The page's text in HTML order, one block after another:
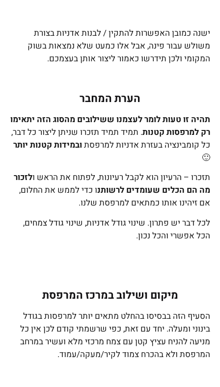
ישנה כמובן האפשרות להתקין / לבנות אדניות בצורת
משולש עבור פינה, אבל אלו כמעט שלא נמצאות בשוק
המקומי ולכן תידרשו כאמור ליצור אותן בעצמכם.
הערת המחבר
תהיה זו טעות לומר לעצמנו ששילובים מהסוג הזה יתאימו
רק למרפסות קטנות. תמיד תמיד תזכרו שניתן ליצור כל דבר,
כל קומבינציה בעזרת אדניות למרפסת ובמידות קטנות יותר
🙂
תזכרו – הרעיון הוא לקבל רעיונות, לפתוח את הראש ולזכור
מה הם הכלים שעומדים לרשותנו כדי לממש את החלום,
אם זיהינו אותו כמתאים למרפסת שלנו.
לכל דבר יש פתרון. שינוי גודל אדניות, שינוי גודל צמחים,
הכל אפשרי והכל נכון.
מיקום ושילוב במרכז המרפסת
הסעיף הזה בבסיסו בהחלט מתאים יותר למרפסות בגודל
בינוני ומעלה. יחד עם זאת, כפי שרשמתי קודם לכן אין כל
מניעה להניח עציץ קטן עם צמח מרכזי מלא ועשיר במרחב
המרפסת ולא בהכרח צמוד לקיר/מעקה/עמוד.